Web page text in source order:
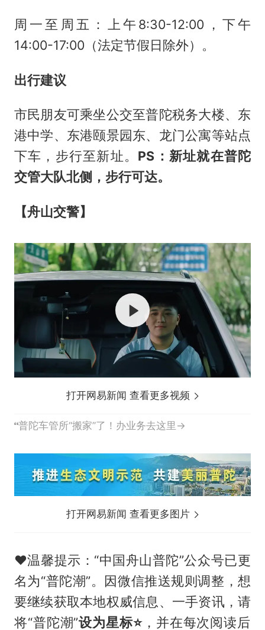
周一至周五：上午8:30-12:00，下午
14:00-17:00（法定节假日除外）。
出行建议
市民朋友可乘坐公交至普陀税务大楼、东
港中学、东港颐景园东、龙门公寓等站点
下车，步行至新址。 PS：新址就在普陀
交管大队北侧，步行可达。
【舟山交警】
打开网易新闻 查看更多视频
普陀车管所“搬家”了！办业务去这里→
打开网易新闻 查看更多图片
❤️温馨提示：“中国舟山普陀”公众号已更
名为“普陀潮”。因微信推送规则调整，想
要继续获取本地权威信息、一手资讯，请
将“普陀潮”设为星标⭐️，并在每次阅读后